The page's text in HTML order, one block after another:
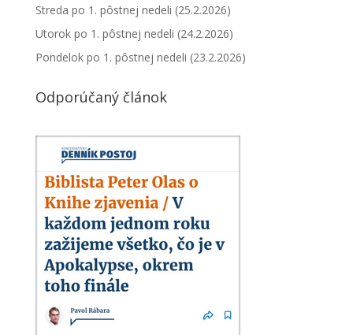
Streda po 1. pôstnej nedeli (25.2.2026)
Utorok po 1. pôstnej nedeli (24.2.2026)
Pondelok po 1. pôstnej nedeli (23.2.2026)
Odporúčaný článok